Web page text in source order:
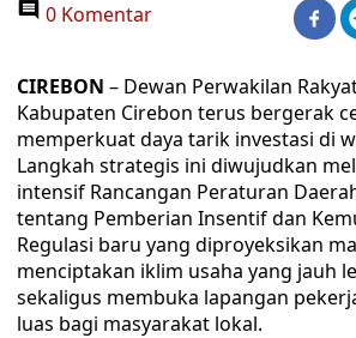
0 Komentar
CIREBON – Dewan Perwakilan
Kabupaten Cirebon terus bergerak
memperkuat daya tarik investasi di
Langkah strategis ini diwujudkan
intensif Rancangan Peraturan
tentang Pemberian Insentif dan
Regulasi baru yang diproyeksikan
menciptakan iklim usaha yang jauh
sekaligus membuka lapangan
luas bagi masyarakat lokal.